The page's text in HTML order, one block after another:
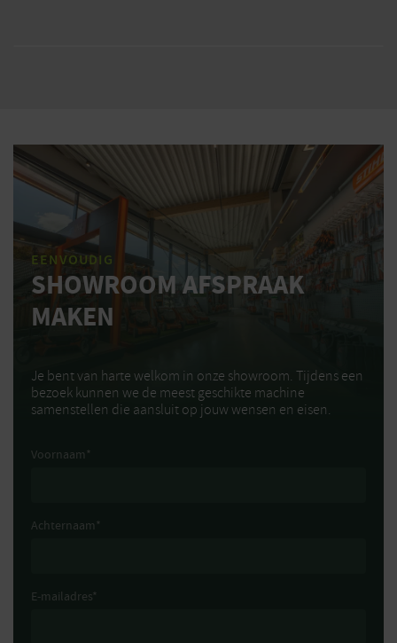
EENVOUDIG
SHOWROOM AFSPRAAK
MAKEN
Je bent van harte welkom in onze showroom. Tijdens een
bezoek kunnen we de meest geschikte machine
samenstellen die aansluit op jouw wensen en eisen.
Voornaam *
Achternaam *
E-mailadres*